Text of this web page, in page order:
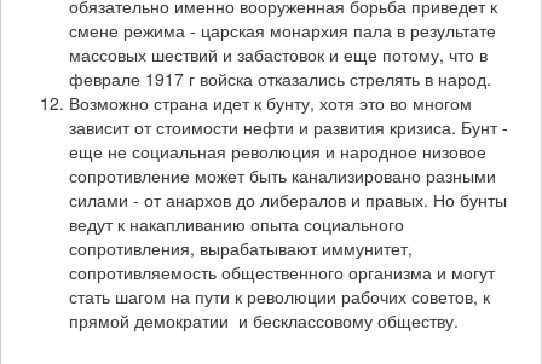
обязательно именно вооруженная борьба приведет к
смене режима - царская монархия пала в результате
массовых шествий и забастовок и еще потому, что в
феврале 1917 г войска отказались стрелять в народ.
Возможно страна идет к бунту, хотя это во многом
зависит от стоимости нефти и развития кризиса. Бунт -
еще не социальная революция и народное низовое
сопротивление может быть канализировано разными
силами - от анархов до либералов и правых. Но бунты
ведут к накапливанию опыта социального
сопротивления, вырабатывают иммунитет,
сопротивляемость общественного организма и могут
стать шагом на пути к революции рабочих советов, к
прямой демократии и бесклассовому обществу.